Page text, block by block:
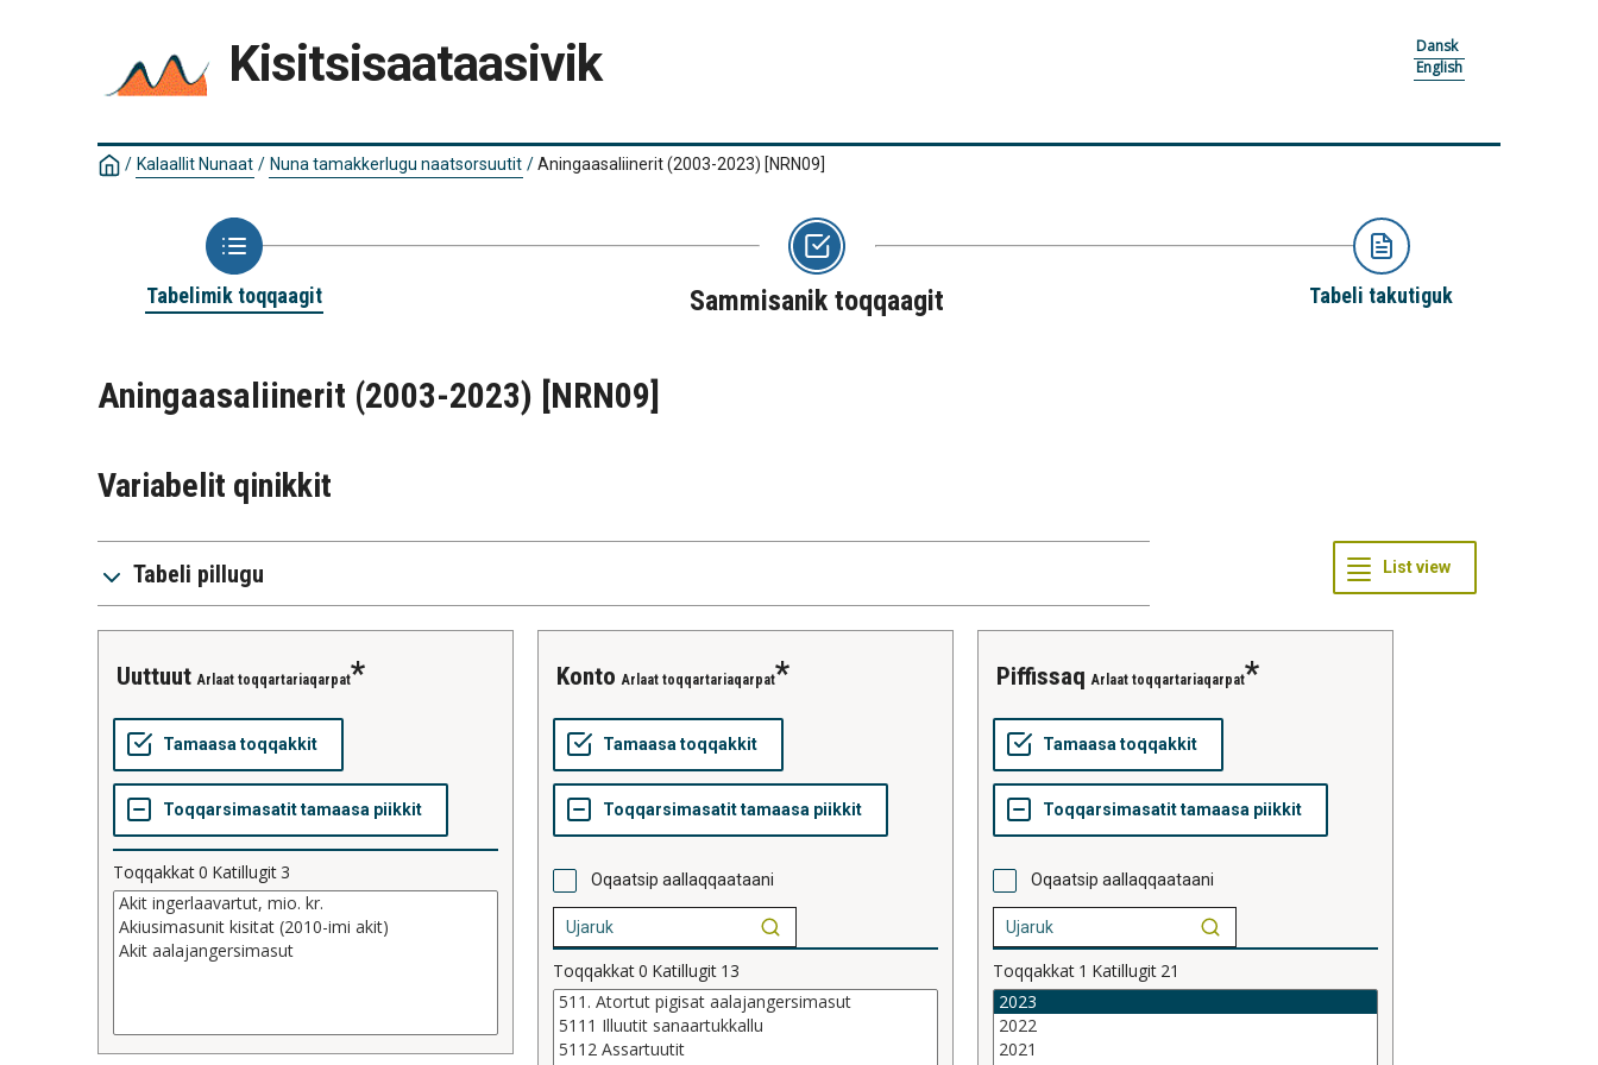
Kisitsisaataasivik
Dansk
English
/ Kalaallit Nunaat / Nuna tamakkerlugu naatsorsuutit /Aningaasaliinerit (2003-2023) [NRN09]
Tabelimik toqqaagit Sammisanik toqqaagit Tabeli takutiguk
Aningaasaliinerit (2003-2023) [NRN09]
Variabelit qinikkit
Tabeli pillugu
uuttuut Arlaat toqqartariaqarpat
Toqqakkat0 Katillugit3
konto Arlaat toqqartariaqarpat
Oqaatsip aallaqqaataani
Toqqakkat0 Katillugit 13
piffissaq Arlaat toqqartariaqarpat
Oqaatsip aallaqqaataani
Toqqakkat 1 Katillugit 21